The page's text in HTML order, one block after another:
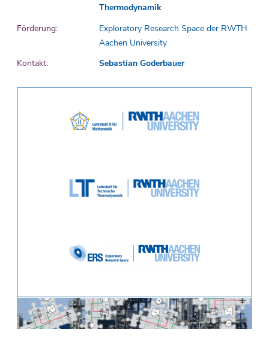
Thermodynamik
Förderung:
Exploratory Research Space der RWTH
Aachen University
Kontakt:
Sebastian Goderbauer